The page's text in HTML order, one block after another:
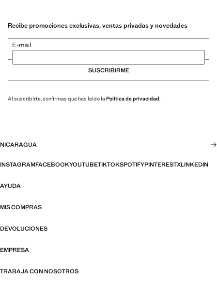
Recibe promociones exclusivas, ventas privadas y novedades
E-mail
SUSCRIBIRME
Al suscribirte, confirmas que has leído laPolítica de privacidad.
NICARAGUA
INSTAGRAMFACEBOOKYOUTUBETIKTOKSPOTIFYPINTERESTXLINKEDIN
AYUDA
MIS COMPRAS
DEVOLUCIONES
EMPRESA
TRABAJA CON NOSOTROS